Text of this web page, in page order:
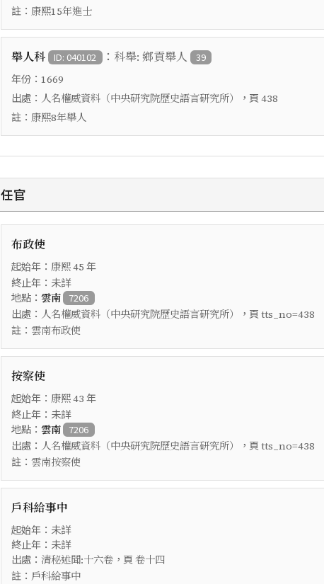
註： 康熙15年進士
舉人科 ID: 040102 ： 科舉: 鄉貢舉人 39
年份： 1669
出處： 人名權威資料（中央研究院歷史語言研究所） ，頁 438
註： 康熙8年舉人
任官
布政使
起始年： 康熙45 年
終止年：未詳
地點： 雲南 7206
出處： 人名權威資料（中央研究院歷史語言研究所） ，頁 tts_no=438
註： 雲南布政使
按察使
起始年： 康熙43 年
終止年：未詳
地點： 雲南 7206
出處： 人名權威資料（中央研究院歷史語言研究所） ，頁 tts_no=438
註： 雲南按察使
戶科給事中
起始年：未詳
終止年：未詳
出處： 清秘述聞:十六卷 ，頁 卷十四
註： 戶科給事中